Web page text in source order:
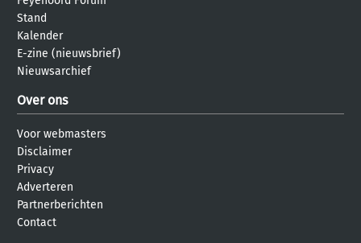
Stand
Kalender
E-zine (nieuwsbrief)
Nieuwsarchief
Over ons
Voor webmasters
Disclaimer
Privacy
Adverteren
Partnerberichten
Contact